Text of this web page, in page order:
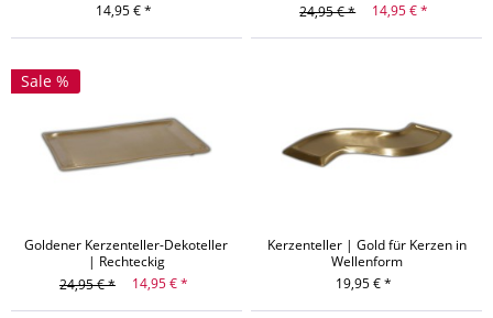
14,95 € *
24,95 € *
14,95 € *
Sale %
Goldener Kerzenteller-Dekoteller
| Rechteckig
24,95 € *
14,95 € *
Kerzenteller | Gold für Kerzen in
Wellenform
19,95 € *